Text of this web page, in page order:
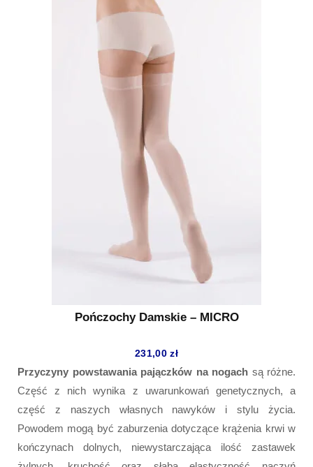
Pończochy Damskie – MICRO
231,00zł
Przyczyny powstawania pajączków na nogach są różne.
Część z nich wynika z uwarunkowań genetycznych, a
część z naszych własnych nawyków i stylu życia.
Powodem mogą być zaburzenia dotyczące krążenia krwi w
kończynach dolnych, niewystarczająca ilość zastawek